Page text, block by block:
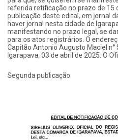
referida retificação no prazo de 15
publicação deste edital, em jornal
haver jornal nesta cidade de
manifestando no prazo legal, se
para os atos registrários. O
Capitão Antonio Augusto Maciel n°
Igarapava, 03 de abril de 2025. O
Segunda publicação